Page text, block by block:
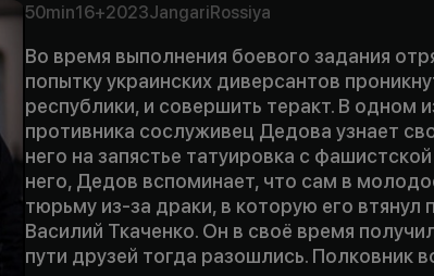
50min16+2023JangariRossiya
Во время выполнения боевого задания
попытку украинских диверсантов
республики, и совершить теракт. В одном
противника сослуживец Дедова узнает
него на запястье татуировка с
него, Дедов вспоминает, что сам в
тюрьму из-за драки, в которую его втянул
Василий Ткаченко. Он в своё время
пути друзей тогда разошлись. Полковник